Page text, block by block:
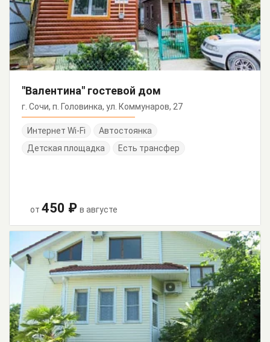
"Валентина" гостевой дом
г. Сочи, п. Головинка, ул. Коммунаров, 27
Интернет Wi-Fi
Автостоянка
Детская площадка
Есть трансфер
от 450 ₽ в августе